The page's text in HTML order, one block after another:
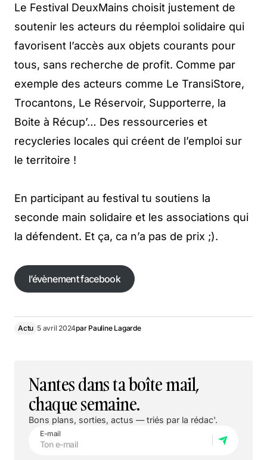
Le Festival DeuxMains choisit justement de
soutenir les acteurs du réemploi solidaire qui
favorisent l’accès aux objets courants pour
tous, sans recherche de profit. Comme par
exemple des acteurs comme Le TransiStore,
Trocantons, Le Réservoir, Supporterre, la
Boite à Récup’… Des ressourceries et
recycleries locales qui créent de l’emploi sur
le territoire !
En participant au festival tu soutiens la
seconde main solidaire et les associations qui
la défendent. Et ça, ca n’a pas de prix ;).
l’évènement facebook
l’évènement facebook
Actu 5 avril 2024par Pauline Lagarde
Nantes dans ta boîte mail,
chaque semaine.
Bons plans, sorties, actus — triés par la rédac'.
E-mail